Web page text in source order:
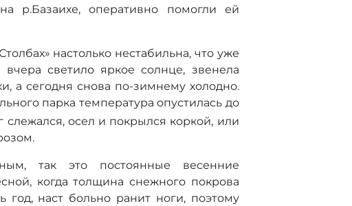
р.Базаихе, оперативно помогли ей
настолько нестабильна, что уже
светило яркое солнце, звенела
а сегодня снова по-зимнему холодно.
парка температура опустилась до
слежался, осел и покрылся коркой, или
так это постоянные весенние
когда толщина снежного покрова
год, наст больно ранит ноги, поэтому